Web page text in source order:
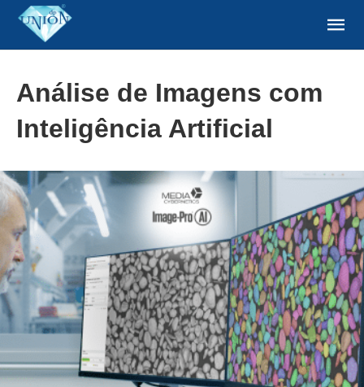
Análise de Imagens com
Inteligência Artificial